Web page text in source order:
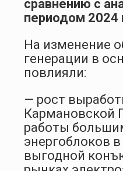
сравнению с
периодом 2024
На изменение
генерации в
повлияли:
— рост
Кармановской
работы
энергоблоков
выгодной